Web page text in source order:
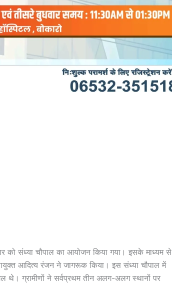
को संध्या चौपाल का आयोजन किया गया। इसके माध्यम से
आदित्य रंजन ने जागरूक किया। इस संध्या चौपाल में
थे। ग्रामीणों ने सर्वप्रथम तीन अलग-अलग स्थानों पर